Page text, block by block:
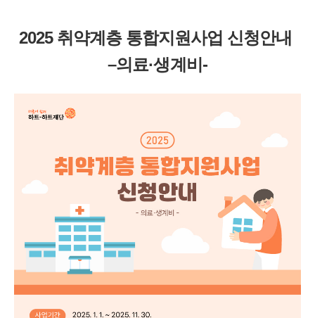
2025 취약계층 통합지원사업 신청안내
–의료·생계비-